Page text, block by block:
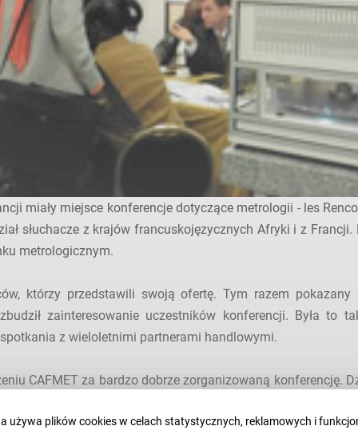
miały miejsce konferencje dotyczące metrologii - les
słuchacze z krajów francuskojęzycznych Afryki i z Francji.
metrologicznym.
którzy przedstawili swoją ofertę. Tym razem
zainteresowanie uczestników konferencji. Była to
z wieloletnimi partnerami handlowymi.
CAFMET za bardzo dobrze zorganizowaną konferencję.
używa plików cookies w celach statystycznych, reklamowych i